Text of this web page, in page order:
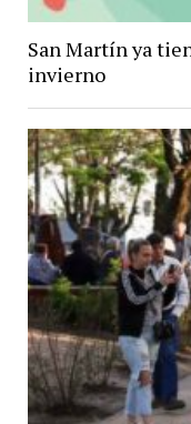
San Martín ya
invierno